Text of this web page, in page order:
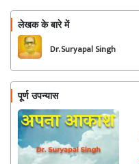
लेखक के बारे में
Dr. Suryapal Singh
पूर्ण उपन्यास